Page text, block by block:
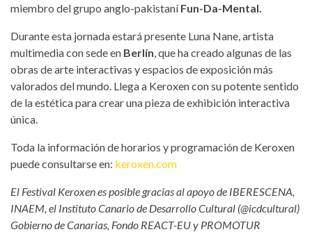
miembro del grupo anglo-pakistaníFun-Da-Mental.
Durante esta jornada estará presente Luna Nane, artista
multimedia con sede en Berlín , que ha creado algunas de las
obras de arte interactivas y espacios de exposición más
valorados del mundo. Llega a Keroxen con su potente sentido
de la estética para crear una pieza de exhibición interactiva
única.
Toda la información de horarios y programación de Keroxen
puede consultarse en: keroxen.com
El Festival Keroxen es posible gracias al apoyo de IBERESCENA,
INAEM, el Instituto Canario de Desarrollo Cultural (@icdcultural)
Gobierno de Canarias, Fondo REACT-EU y PROMOTUR